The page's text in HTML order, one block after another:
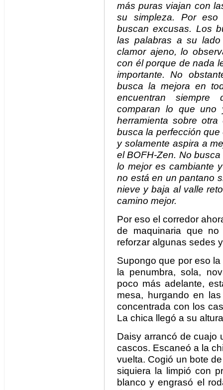
más puras viajan con
su simpleza. Por eso
buscan excusas. Los
las palabras a su
clamor ajeno, lo
con él porque de nada
importante. No
busca la mejora en
encuentran
comparan lo que uno
herramienta sobre
busca la perfección
y solamente aspira a
el BOFH-Zen. No
lo mejor es cambiante
no está en un pantano
nieve y baja al valle
camino mejor.
Por eso el corredor
de maquinaria que
reforzar algunas sedes
Supongo que por eso
la penumbra, sola,
poco más adelante,
mesa, hurgando en
concentrada con los
La chica llegó a su
Daisy arrancó de cuajo
cascos. Escaneó a la
vuelta. Cogió un bote
siquiera la limpió con
blanco y engrasó el